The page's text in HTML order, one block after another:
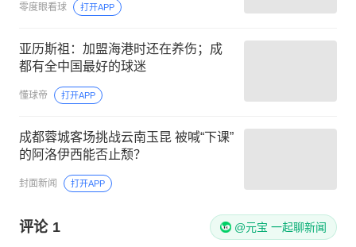
零度眼看球 打开APP
亚历斯祖：加盟海港时还在养伤；成
都有全中国最好的球迷
懂球帝 打开APP
成都蓉城客场挑战云南玉昆 被喊“下课”
的阿洛伊西能否止颓？
封面新闻 打开APP
评论 1 @元宝 一起聊新闻